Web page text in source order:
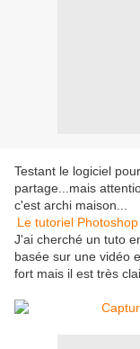
Testant le logiciel
partage...mais
c'est archi maison...
Le tutoriel
J'ai cherché un tuto
basée sur une vidéo
fort mais il est très